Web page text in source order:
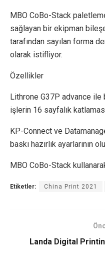
MBO CoBo-Stack
sağlayan bir ekipman
tarafından sayılan forma
olarak istifliyor.
Özellikler
Lithrone G37P advance ile
işlerin 16 sayfalık
KP-Connect ve
baskı hazırlık ayarlarının
MBO CoBo-Stack
Etiketler: China Print 2021
Landa Digital